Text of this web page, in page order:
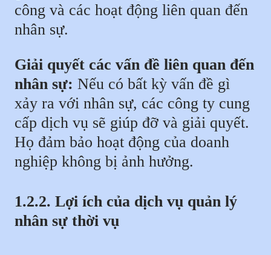
công và các hoạt động liên quan đến
nhân sự.
Giải quyết các vấn đề liên quan đến
nhân sự: Nếu có bất kỳ vấn đề gì
xảy ra với nhân sự, các công ty cung
cấp dịch vụ sẽ giúp đỡ và giải quyết.
Họ đảm bảo hoạt động của doanh
nghiệp không bị ảnh hưởng.
1.2.2. Lợi ích của dịch vụ quản lý
nhân sự thời vụ